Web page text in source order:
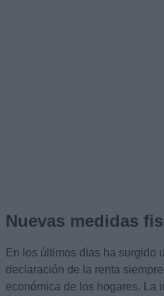
Nuevas medidas
En los últimos días ha surgido
declaración de la renta
económica de los hogares. La